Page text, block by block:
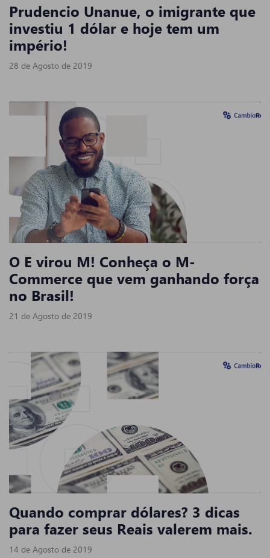
Prudencio Unanue, o imigrante que
investiu 1 dólar e hoje tem um
império!
28 de Agosto de 2019
O E virou M! Conheça o M-
Commerce que vem ganhando força
no Brasil!
21 de Agosto de 2019
Quando comprar dólares? 3 dicas
para fazer seus Reais valerem mais.
14 de Agosto de 2019